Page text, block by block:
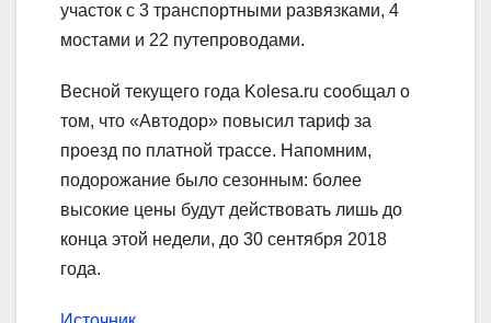
участок с 3 транспортными развязками, 4
мостами и 22 путепроводами.
Весной текущего года Kolesa.ru сообщал о
том, что «Автодор» повысил тариф за
проезд по платной трассе. Напомним,
подорожание было сезонным: более
высокие цены будут действовать лишь до
конца этой недели, до 30 сентября 2018
года.